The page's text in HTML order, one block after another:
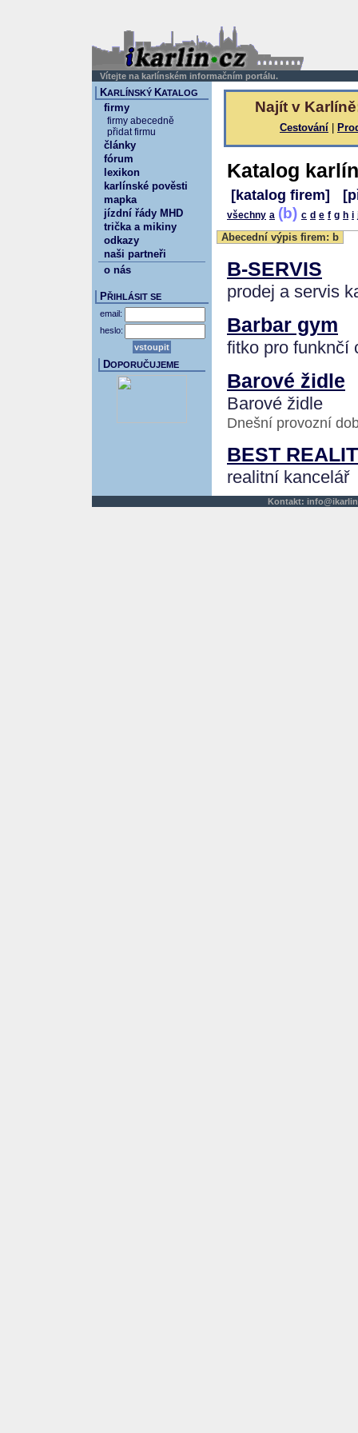
Vítejte na karlínském informačním portálu.
Najít v
Cestování
Katalog
[katalog firem]
všechny a (b) c d e f g h i
Abecední výpis firem: b
B-SERVIS
prodej a servis
Barbar gym
fitko pro funknčí
Barové židle
Barové židle
Dnešní provozní
BEST
realitní kancelář
KARLÍNSKÝ KATALOG
firmy
firmy abecedně
přidat firmu
články
fórum
lexikon
karlínské pověsti
mapka
jízdní řády MHD
trička a mikiny
odkazy
naši partneři
o nás
PŘIHLÁSIT SE
email:
heslo:
DOPORUČUJEME
Kontakt: